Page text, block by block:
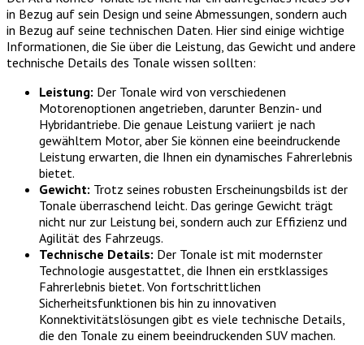
in Bezug auf sein Design und seine Abmessungen, sondern auch
in Bezug auf seine technischen Daten. Hier sind einige wichtige
Informationen, die Sie über die Leistung, das Gewicht und andere
technische Details des Tonale wissen sollten:
Leistung: Der Tonale wird von verschiedenen
Motorenoptionen angetrieben, darunter Benzin- und
Hybridantriebe. Die genaue Leistung variiert je nach
gewähltem Motor, aber Sie können eine beeindruckende
Leistung erwarten, die Ihnen ein dynamisches Fahrerlebnis
bietet.
Gewicht: Trotz seines robusten Erscheinungsbilds ist der
Tonale überraschend leicht. Das geringe Gewicht trägt
nicht nur zur Leistung bei, sondern auch zur Effizienz und
Agilität des Fahrzeugs.
Technische Details: Der Tonale ist mit modernster
Technologie ausgestattet, die Ihnen ein erstklassiges
Fahrerlebnis bietet. Von fortschrittlichen
Sicherheitsfunktionen bis hin zu innovativen
Konnektivitätslösungen gibt es viele technische Details,
die den Tonale zu einem beeindruckenden SUV machen.